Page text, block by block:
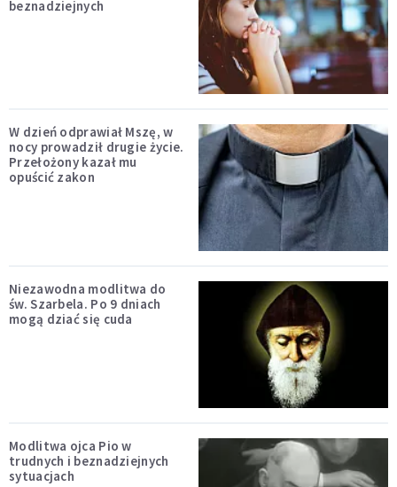
beznadziejnych
W dzień odprawiał Mszę, w
nocy prowadził drugie życie.
Przełożony kazał mu
opuścić zakon
Niezawodna modlitwa do
św. Szarbela. Po 9 dniach
mogą dziać się cuda
Modlitwa ojca Pio w
trudnych i beznadziejnych
sytuacjach